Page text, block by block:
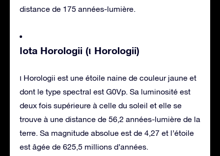
distance de 175 années-lumière.
Ιota Horologii (ι Horologii)
ι Horologii est une étoile naine de couleur jaune et
dont le type spectral est G0Vp. Sa luminosité est
deux fois supérieure à celle du soleil et elle se
trouve à une distance de 56,2 années-lumière de la
terre. Sa magnitude absolue est de 4,27 et l’étoile
est âgée de 625,5 millions d’années.